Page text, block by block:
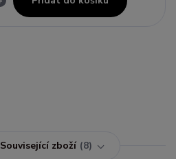
Související zboží 8